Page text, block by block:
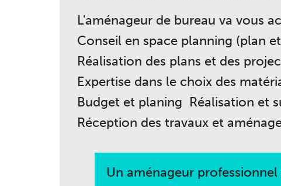
L'aménageur de bureau va vous
Conseil en space planning (plan
Réalisation des plans et des
Expertise dans le choix des
Budget et planing Réalisation et
Réception des travaux et
Un aménageur